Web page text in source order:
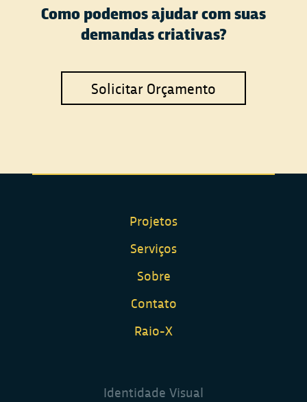
Como podemos ajudar com suas
demandas criativas?
Solicitar Orçamento
Projetos
Serviços
Sobre
Contato
Raio-X
Identidade Visual